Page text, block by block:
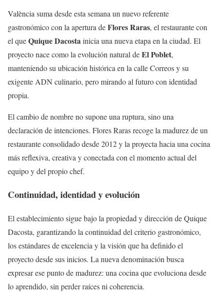
València suma desde esta semana un nuevo referente
gastronómico con la apertura deFlores Raras, el restaurante con
el queQuique Dacosta inicia una nueva etapa en la ciudad. El
proyecto nace como la evolución natural deEl Poblet,
manteniendo su ubicación histórica en la calle Correos y su
exigente ADN culinario, pero mirando al futuro con identidad
propia.
El cambio de nombre no supone una ruptura, sino una
declaración de intenciones. Flores Raras recoge la madurez de un
restaurante consolidado desde 2012 y la proyecta hacia una cocina
más reflexiva, creativa y conectada con el momento actual del
equipo y del propio chef.
Continuidad, identidad y evolución
El establecimiento sigue bajo la propiedad y dirección de Quique
Dacosta, garantizando la continuidad del criterio gastronómico,
los estándares de excelencia y la visión que ha definido el
proyecto desde sus inicios. La nueva denominación busca
expresar ese punto de madurez: una cocina que evoluciona desde
lo aprendido, sin perder raíces ni coherencia.